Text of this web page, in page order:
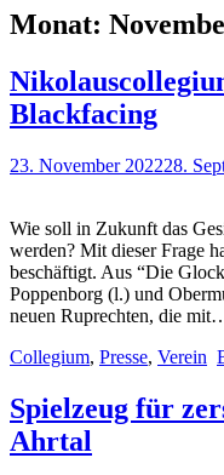
Monat:
Blackfacing
23. November 202228.
Wie soll in Zukunft das
werden? Mit dieser Frage
beschäftigt. Aus “Die
Poppenborg (l.) und
neuen Ruprechten, die
Collegium, Presse, Verein
Spielzeug für
Ahrtal